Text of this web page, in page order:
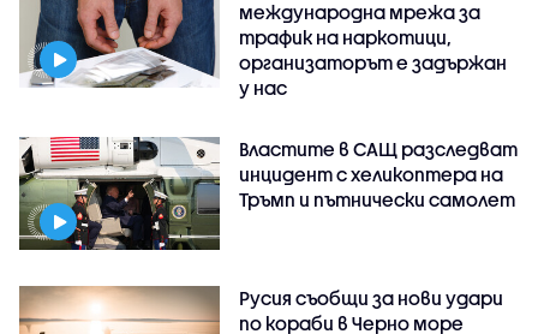
международна мрежа за
трафик на наркотици,
организаторът е задържан
у нас
Властите в САЩ разследват
инцидент с хеликоптера на
Тръмп и пътнически самолет
Русия съобщи за нови удари
по кораби в Черно море